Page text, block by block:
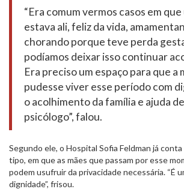
“Era comum vermos casos em que
estava ali, feliz da vida,
chorando porque teve perda
podíamos deixar isso continuar
Era preciso um espaço para que a
pudesse viver esse período com
o acolhimento da família e ajuda
psicólogo”, falou.
Segundo ele, o Hospital Sofia Feldman já
tipo, em que as mães que passam por esse
podem usufruir da privacidade necessária. “É
dignidade”, frisou.